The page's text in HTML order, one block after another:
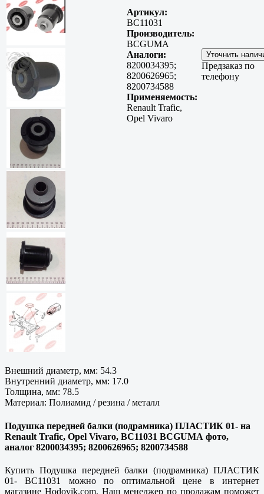
Артикул:
BC11031
Производитель:
BCGUMA
Аналоги:
8200034395;
8200626965;
8200734588
Применяемость:
Renault Trafic,
Opel Vivaro
Предзаказ по
телефону
Внешний диаметр, мм: 54.3
Внутренний диаметр, мм: 17.0
Толщина, мм: 78.5
Материал: Полиамид / резина / металл
Подушка передней балки (подрамника) ПЛАСТИК 01- на
Renault Trafic, Opel Vivaro, BC11031 BCGUMA фото,
аналог 8200034395; 8200626965; 8200734588
Купить Подушка передней балки (подрамника) ПЛАСТИК
01- BC11031 можно по оптимальной цене в интернет
магазине Hodovik.com. Наш менеджер по продажам поможет